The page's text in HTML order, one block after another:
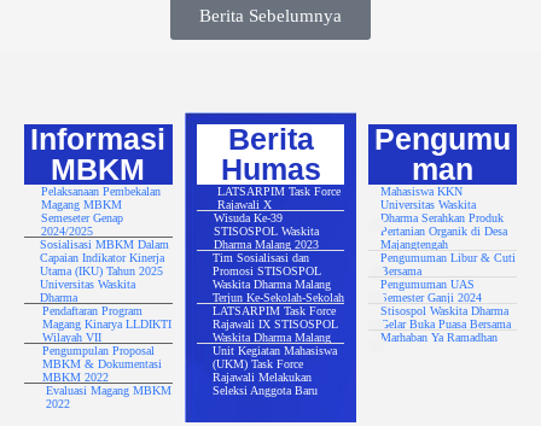
Berita Sebelumnya
Informasi
MBKM
Pelaksanaan Pembekalan
Magang MBKM
Semeseter Genap
2024/2025
Sosialisasi MBKM Dalam
Capaian Indikator Kinerja
Utama (IKU) Tahun 2025
Universitas Waskita
Dharma
Pendaftaran Program
Magang Kinarya LLDIKTI
Wilayah VII
Pengumpulan Proposal
MBKM & Dokumentasi
MBKM 2022
Evaluasi Magang MBKM
2022
Berita
Humas
LATSARPIM Task Force
Rajawali X
Wisuda Ke-39
STISOSPOL Waskita
Dharma Malang 2023
Tim Sosialisasi dan
Promosi STISOSPOL
Waskita Dharma Malang
Terjun Ke-Sekolah-Sekolah
LATSARPIM Task Force
Rajawali IX STISOSPOL
Waskita Dharma Malang
Unit Kegiatan Mahasiswa
(UKM) Task Force
Rajawali Melakukan
Seleksi Anggota Baru
Pengumu
man
Mahasiswa KKN
Universitas Waskita
Dharma Serahkan Produk
Pertanian Organik di Desa
Majangtengah
Pengumuman Libur & Cuti
Bersama
Pengumuman UAS
Semester Ganji 2024
Stisospol Waskita Dharma
Gelar Buka Puasa Bersama
Marhaban Ya Ramadhan